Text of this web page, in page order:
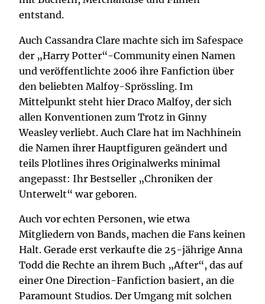
entstand.
Auch Cassandra Clare machte sich im Safespace
der „Harry Potter“-Community einen Namen
und veröffentlichte 2006 ihre Fanfiction über
den beliebten Malfoy-Sprössling. Im
Mittelpunkt steht hier Draco Malfoy, der sich
allen Konventionen zum Trotz in Ginny
Weasley verliebt. Auch Clare hat im Nachhinein
die Namen ihrer Hauptfiguren geändert und
teils Plotlines ihres Originalwerks minimal
angepasst: Ihr Bestseller „Chroniken der
Unterwelt“ war geboren.
Auch vor echten Personen, wie etwa
Mitgliedern von Bands, machen die Fans keinen
Halt. Gerade erst verkaufte die 25-jährige Anna
Todd die Rechte an ihrem Buch „After“, das auf
einer One Direction-Fanfiction basiert, an die
Paramount Studios. Der Umgang mit solchen